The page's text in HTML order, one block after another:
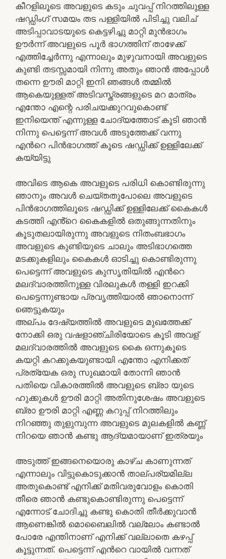
കീറളിലൂടെ അവളുടെ കടും ചുവപ്പ് നിറത്തിലുള്ള
ഷഡ്ഡിംഗ് സമയം തട പള്ളിയിൽ പിടിച്ചു വലിച്
അടിപ്പാവാടയുടെ കെട്ടഴിച്ചു മാറ്റി മുൻഭാഗം
ഊർന്ന് അവളുടെ പൂർ ഭാഗത്തിന് താഴേക്ക്
എത്തിച്ചേർന്നു എന്നാലും മുഴുവനായി അവളുടെ
കുണ്ടി തടസ്സമായി നിന്നു അതും ഞാൻ അപ്പോൾ
തന്നെ ഊരി മാറ്റി ഇനി ഞങ്ങൾ തമ്മിൽ
ആകെയുള്ളത് അടിവസ്ത്രങ്ങളുടെ മറ മാത്രം
എന്തോ എന്റെ പരിചയക്കുറവുകൊണ്ട്
ഇനിയെന്ത് എന്നുള്ള ചോദ്യത്തോട് കൂടി ഞാൻ
നിന്നു പെട്ടെന്ന് അവൾ അടുത്തേക്ക് വന്നു
എൻറെ പിൻഭാഗത്ത് കൂടെ ഷഡ്ഡിക്ക് ഉള്ളിലേക്ക്
കയ്യിട്ടു
അവിടെ ആകെ അവളുടെ പരിധി കൊണ്ടിരുന്നു
ഞാനും അവൾ ചെയ്തതുപോലെ അവളുടെ
പിൻഭാഗത്തിലൂടെ ഷഡ്ഡിക്ക് ഉള്ളിലേക്ക് കൈകൾ
കടത്തി എൻ്റെ കൈകളിൽ ഒതുങ്ങുന്നതിനും
കൂടുതലായിരുന്നു അവളുടെ നിതംബഭാഗം
അവളുടെ കുണ്ടിയുടെ ചാലും അടിഭാഗത്തെ
മടക്കുകളിലും കൈകൾ ഓടിച്ചു കൊണ്ടിരുന്നു
പെട്ടെന്ന് അവളുടെ കുസൃതിയിൽ എൻറെ
മലദ്വാരത്തിനുള്ള വിരലുകൾ തള്ളി ഇറക്കി
പെട്ടെന്നുണ്ടായ പ്രവൃത്തിയാല്‍ ഞാനൊന്ന്
ഞെട്ടുകയും
അല്പം ദേഷ്യത്തിൽ അവളുടെ മുഖത്തേക്ക്
നോക്കി ഒരു വഷളാഞ്ചിരിയോടെ കൂടി അവള്
മലദ്വാരത്തിൽ അവളുടെ കൈ ഒന്നുകൂടെ
കയറ്റി കറക്കുകയുണ്ടായി എന്തോ എനിക്കത്
പ്രത്യേക ഒരു സുഖമായി തോന്നി ഞാൻ
പതിയെ വികാരത്തിൽ അവളുടെ ബ്രാ യുടെ
ഹുക്കുകൾ ഊരി മാറ്റി അതിനുശേഷം അവളുടെ
ബ്രാ ഊരി മാറ്റി എണ്ണ കറുപ്പ് നിറത്തിലും
നിറഞ്ഞു തുളുമ്പുന്ന അവളുടെ മുലകളിൽ കണ്ണ്
നിറയെ ഞാൻ കണ്ടു ആദ്യമായാണ് ഇത്രയും
അടുത്ത് ഇങ്ങനെയൊരു കാഴ്ച കാണുന്നത്
എന്നാലും വിട്ടുകൊടുക്കാൻ താല്പര്യമില്ല
അതുകൊണ്ട് എനിക്ക് മതിവരുവോളം കൊതി
തീരെ ഞാൻ കണ്ടുകൊണ്ടിരുന്നു പെട്ടെന്ന്
എന്നോട് ചോദിച്ചു കണ്ടു കൊതി തീർക്കുവാൻ
ആണെങ്കിൽ മൊബൈലിൽ വല്ലോം കണ്ടാൽ
പോരേ എന്തിനാണ് എനിക്ക് വല്ലാതെ കഴപ്പ്
കൂട്ടുന്നത്. പെട്ടെന്ന് എൻറെ വായിൽ വന്നത്